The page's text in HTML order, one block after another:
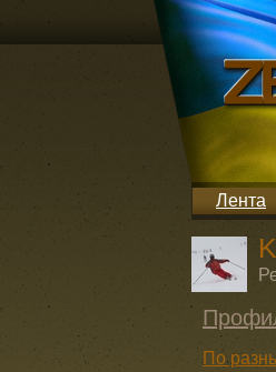
Лента
По